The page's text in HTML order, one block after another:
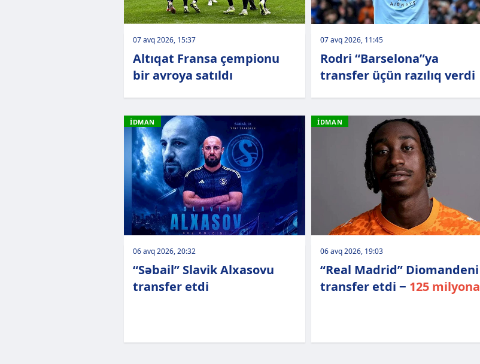
07 avq 2026, 15:37
Altıqat Fransa çempionu
bir avroya satıldı
07 avq 2026, 11:45
Rodri “Barselona”ya
transfer üçün razılıq verdi
İDMAN
06 avq 2026, 20:32
“Səbail” Slavik Alxasovu
transfer etdi
İDMAN
06 avq 2026, 19:03
“Real Madrid” Diomandeni
transfer etdi − 125 milyona